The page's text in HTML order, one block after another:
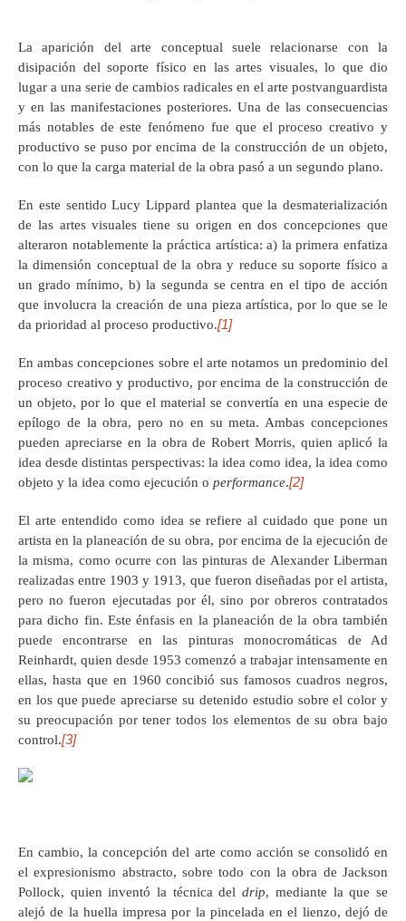
La aparición del arte conceptual suele relacionarse con la
disipación del soporte físico en las artes visuales, lo que dio
lugar a una serie de cambios radicales en el arte postvanguardista
y en las manifestaciones posteriores. Una de las consecuencias
más notables de este fenómeno fue que el proceso creativo y
productivo se puso por encima de la construcción de un objeto,
con lo que la carga material de la obra pasó a un segundo plano.
En este sentido Lucy Lippard plantea que la desmaterialización
de las artes visuales tiene su origen en dos concepciones que
alteraron notablemente la práctica artística: a) la primera enfatiza
la dimensión conceptual de la obra y reduce su soporte físico a
un grado mínimo, b) la segunda se centra en el tipo de acción
que involucra la creación de una pieza artística, por lo que se le
da prioridad al proceso productivo.[1]
En ambas concepciones sobre el arte notamos un predominio del
proceso creativo y productivo, por encima de la construcción de
un objeto, por lo que el material se convertía en una especie de
epílogo de la obra, pero no en su meta. Ambas concepciones
pueden apreciarse en la obra de Robert Morris, quien aplicó la
idea desde distintas perspectivas: la idea como idea, la idea como
objeto y la idea como ejecución o performance.[2]
El arte entendido como idea se refiere al cuidado que pone un
artista en la planeación de su obra, por encima de la ejecución de
la misma, como ocurre con las pinturas de Alexander Liberman
realizadas entre 1903 y 1913, que fueron diseñadas por el artista,
pero no fueron ejecutadas por él, sino por obreros contratados
para dicho fin. Este énfasis en la planeación de la obra también
puede encontrarse en las pinturas monocromáticas de Ad
Reinhardt, quien desde 1953 comenzó a trabajar intensamente en
ellas, hasta que en 1960 concibió sus famosos cuadros negros,
en los que puede apreciarse su detenido estudio sobre el color y
su preocupación por tener todos los elementos de su obra bajo
control.[3]
En cambio, la concepción del arte como acción se consolidó en
el expresionismo abstracto, sobre todo con la obra de Jackson
Pollock, quien inventó la técnica deldrip, mediante la que se
alejó de la huella impresa por la pincelada en el lienzo, dejó de